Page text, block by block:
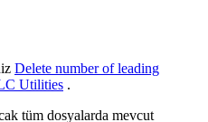
Delete number of leading
Utilities .
tüm dosyalarda mevcut